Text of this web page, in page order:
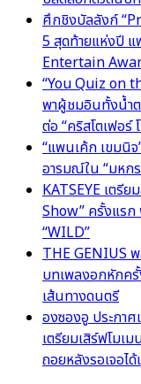
ศึกชิงบัลลังก์
5 สุดท้ายแห่งปี แ
Entertain
“You Quiz on
พาผู้ชมอินทั้งน้ำต
ต่อ “คริสโตเฟอ
“แพนเค้ก เขมนิ
อารมณ์ใน “มหก
KATSEYE เตรี
Show” ครั้งแรก
“WILD”
THE GENIUS
บทเพลงอกหักค
เส้นทางดนตรี
องซองอู ประกา
เตรียมเสิร์ฟโมเ
ถอยหลังรอเจอได้